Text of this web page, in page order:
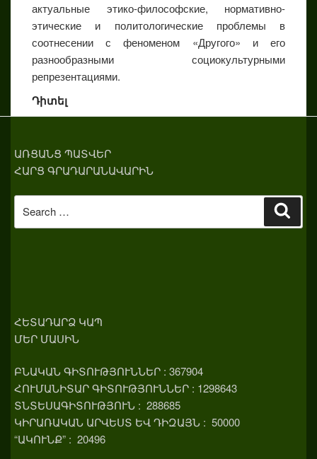
актуальные этико-философские, нормативно-
этические и политологические проблемы в
соотнесении с феноменом «Другого» и его
разнообразными социокультурными
репрезентациями.
Դիտել
ԱՌՑԱՆՑ ՊԱՏՎԵՐ
ՀԱՐՑ ԳՐԱԴԱՐԱՆԱՎԱՐԻՆ
for:
ՀԵՏԱԴԱՐՁ ԿԱՊ
ՄԵՐ ՄԱՍԻՆ
ԲՆԱԿԱՆ ԳԻՏՈՒԹՅՈՒՆՆԵՐ : 367904
ՀՈՒՄԱՆԻՏԱՐ ԳԻՏՈՒԹՅՈՒՆՆԵՐ : 1298643
ՏՆՏԵՍԱԳԻՏՈՒԹՅՈՒՆ : 288685
ԿԻՐԱՌԱԿԱՆ ԱՐՎԵՍՏ ԵՎ ԴԻԶԱՅՆ : 50000
“ԱԿՈՒՆՔ” : 20496